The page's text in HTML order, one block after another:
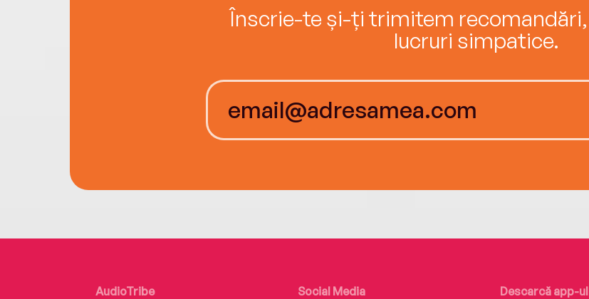
Înscrie-te și-ți trimitem recomandări,
lucruri simpatice.
AudioTribe
Social Media
Descarcă app-ul